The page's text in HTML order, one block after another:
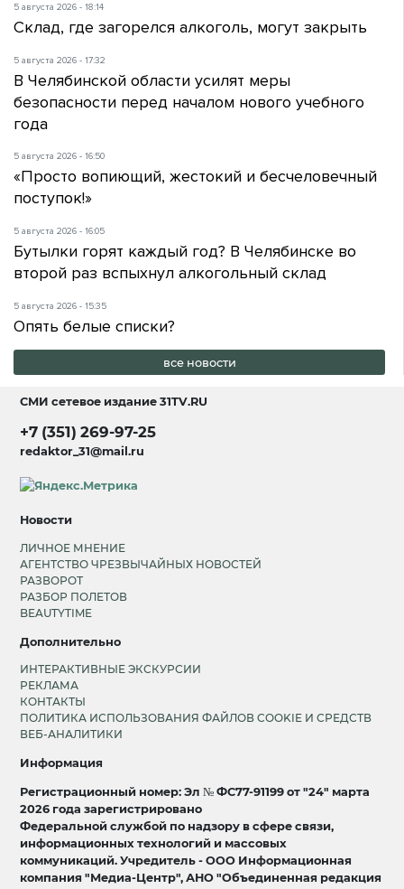
5 августа 2026 - 18:14
Склад, где загорелся алкоголь, могут закрыть
5 августа 2026 - 17:32
В Челябинской области усилят меры
безопасности перед началом нового учебного
года
5 августа 2026 - 16:50
«Просто вопиющий, жестокий и бесчеловечный
поступок!»
5 августа 2026 - 16:05
Бутылки горят каждый год? В Челябинске во
второй раз вспыхнул алкогольный склад
5 августа 2026 - 15:35
Опять белые списки?
все новости
СМИ сетевое издание31TV.RU
+7 (351) 269-97-25
redaktor_31@mail.ru
Новости
ЛИЧНОЕ МНЕНИЕ
АГЕНТСТВО ЧРЕЗВЫЧАЙНЫХ НОВОСТЕЙ
РАЗВОРОТ
РАЗБОР ПОЛЕТОВ
BEAUTYTIME
Дополнительно
ИНТЕРАКТИВНЫЕ ЭКСКУРСИИ
РЕКЛАМА
КОНТАКТЫ
ПОЛИТИКА ИСПОЛЬЗОВАНИЯ ФАЙЛОВ COOKIE И СРЕДСТВ
ВЕБ-АНАЛИТИКИ
Информация
Регистрационный номер: Эл № ФС77-91199 от "24" марта
2026 года зарегистрировано
Федеральной службой по надзору в сфере связи,
информационных технологий и массовых
коммуникаций. Учредитель - ООО Информационная
компания "Медиа-Центр", АНО "Объединенная редакция